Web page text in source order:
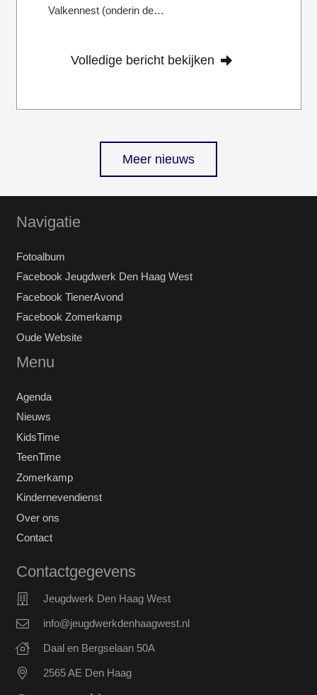
Valkennest (onderin de…
Volledige bericht bekijken
Meer nieuws
Navigatie
Fotoalbum
Facebook Jeugdwerk Den Haag West
Facebook TienerAvond
Facebook Zomerkamp
Oude Website
Menu
Agenda
Nieuws
KidsTime
TeenTime
Zomerkamp
Kindernevendienst
Over ons
Contact
Contactgegevens
Jeugdwerk Den Haag West
info@jeugdwerkdenhaagwest.nl
Daal en Bergselaan 50A
2565 AE Den Haag